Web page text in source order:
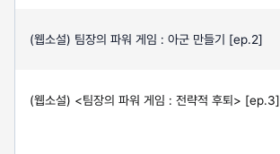
(웹소설) 팀장의 파워 게임 : 아군 만들기 [ep.2]
(웹소설) <팀장의 파워 게임 : 전략적 후퇴> [ep.3]